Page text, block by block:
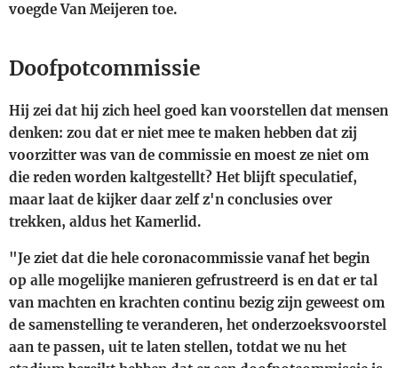
voegde Van Meijeren toe.
Doofpotcommissie
Hij zei dat hij zich heel goed kan voorstellen dat mensen
denken: zou dat er niet mee te maken hebben dat zij
voorzitter was van de commissie en moest ze niet om
die reden worden kaltgestellt? Het blijft speculatief,
maar laat de kijker daar zelf z'n conclusies over
trekken, aldus het Kamerlid.
"Je ziet dat die hele coronacommissie vanaf het begin
op alle mogelijke manieren gefrustreerd is en dat er tal
van machten en krachten continu bezig zijn geweest om
de samenstelling te veranderen, het onderzoeksvoorstel
aan te passen, uit te laten stellen, totdat we nu het